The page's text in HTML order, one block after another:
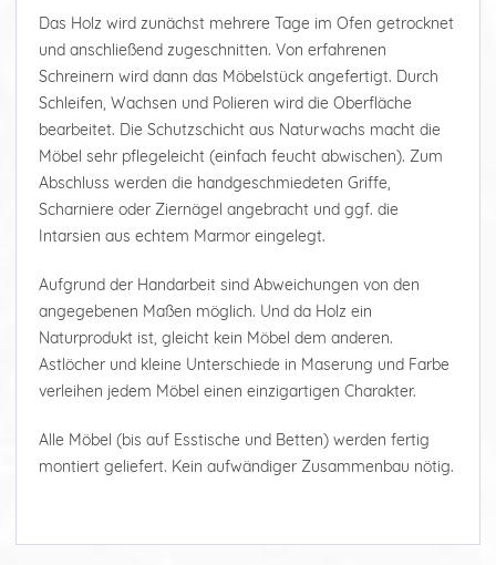
Das Holz wird zunächst mehrere Tage im Ofen getrocknet
und anschließend zugeschnitten. Von erfahrenen
Schreinern wird dann das Möbelstück angefertigt. Durch
Schleifen, Wachsen und Polieren wird die Oberfläche
bearbeitet. Die Schutzschicht aus Naturwachs macht die
Möbel sehr pflegeleicht (einfach feucht abwischen). Zum
Abschluss werden die handgeschmiedeten Griffe,
Scharniere oder Ziernägel angebracht und ggf. die
Intarsien aus echtem Marmor eingelegt.
Aufgrund der Handarbeit sind Abweichungen von den
angegebenen Maßen möglich. Und da Holz ein
Naturprodukt ist, gleicht kein Möbel dem anderen.
Astlöcher und kleine Unterschiede in Maserung und Farbe
verleihen jedem Möbel einen einzigartigen Charakter.
Alle Möbel (bis auf Esstische und Betten) werden fertig
montiert geliefert. Kein aufwändiger Zusammenbau nötig.